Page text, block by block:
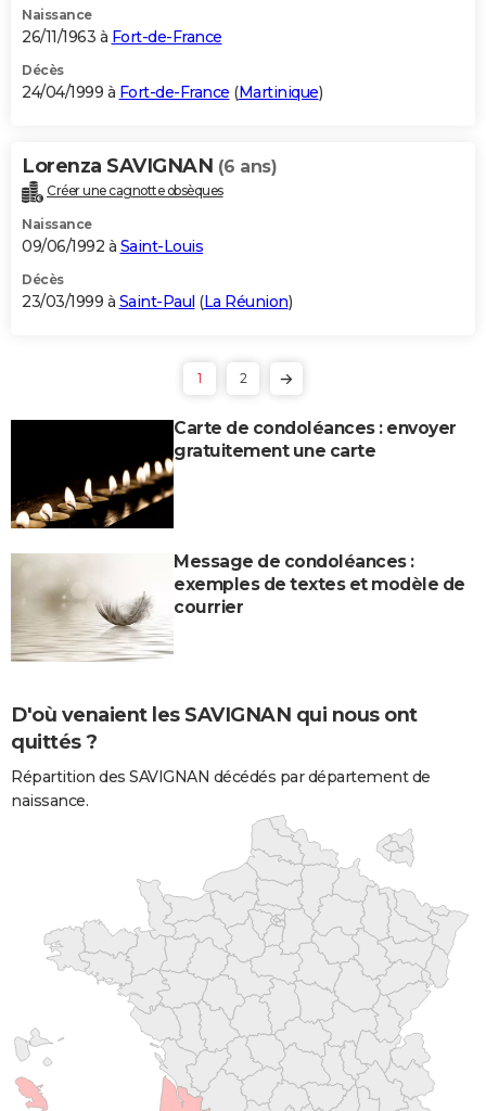
Naissance
26/11/1963 à Fort-de-France
Décès
24/04/1999 à Fort-de-France (Martinique)
Lorenza SAVIGNAN (6 ans)
Créer une cagnotte obsèques
Naissance
09/06/1992 à Saint-Louis
Décès
23/03/1999 à Saint-Paul (La Réunion)
1 2
Carte de condoléances : envoyer
gratuitement une carte
Message de condoléances :
exemples de textes et modèle de
courrier
D'où venaient les SAVIGNAN qui nous ont
quittés ?
Répartition des SAVIGNAN décédés par département de
naissance.